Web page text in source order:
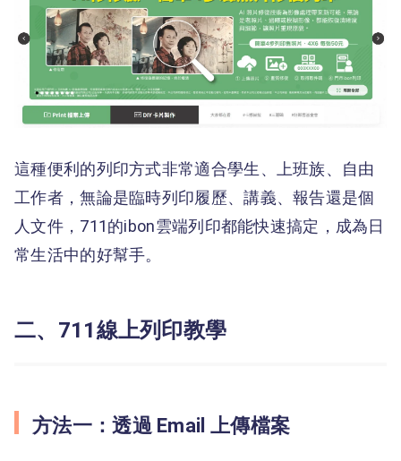
這種便利的列印方式非常適合學生、上班族、自由
工作者，無論是臨時列印履歷、講義、報告還是個
人文件，711的ibon雲端列印都能快速搞定，成為日
常生活中的好幫手。
二、711線上列印教學
方法一：透過 Email 上傳檔案